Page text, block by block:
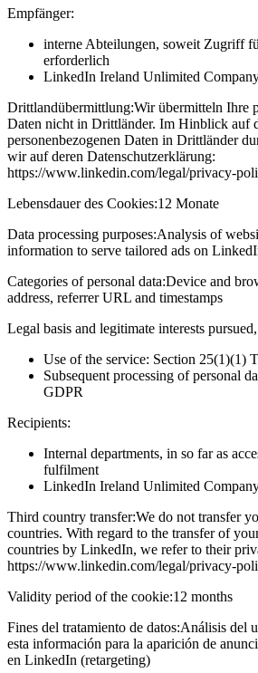
Empfänger:
interne Abteilungen, soweit Zugriff
erforderlich
LinkedIn Ireland Unlimited
Drittlandübermittlung:Wir übermitteln Ihre
Daten nicht in Drittländer. Im Hinblick auf
personenbezogenen Daten in Drittländer
wir auf deren Datenschutzerklärung:
https://www.linkedin.com/legal/privacy-
Lebensdauer des Cookies:12 Monate
Data processing purposes:Analysis of
information to serve tailored ads on
Categories of personal data:Device and
address, referrer URL and timestamps
Legal basis and legitimate interests
Use of the service: Section 25(1)(1)
Subsequent processing of personal
GDPR
Recipients:
Internal departments, in so far as
fulfilment
LinkedIn Ireland Unlimited
Third country transfer:We do not transfer
countries. With regard to the transfer of
countries by LinkedIn, we refer to their
https://www.linkedin.com/legal/privacy-
Validity period of the cookie:12 months
Fines del tratamiento de datos:Análisis del
esta información para la aparición de
en LinkedIn (retargeting)